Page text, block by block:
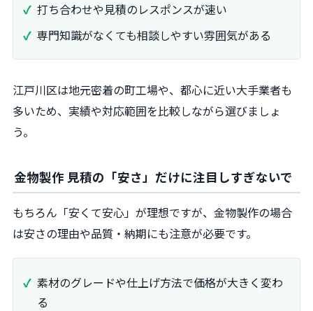
打ち合わせや見積のレスポンスが速い
専門知識がなくても相談しやすい雰囲気がある
江戸川区は地元密着の町工場や、都心に近い大手業者も
多いため、実績や対応範囲を比較しながら選びましょ
う。
金物製作 見積の「安さ」だけに注目しすぎないで
もちろん「安くて安心」が理想ですが、金物製作の場合
は安さの理由や品質・納期にも注意が必要です。
素材のグレードや仕上げ方法で価格が大きく変わ
る